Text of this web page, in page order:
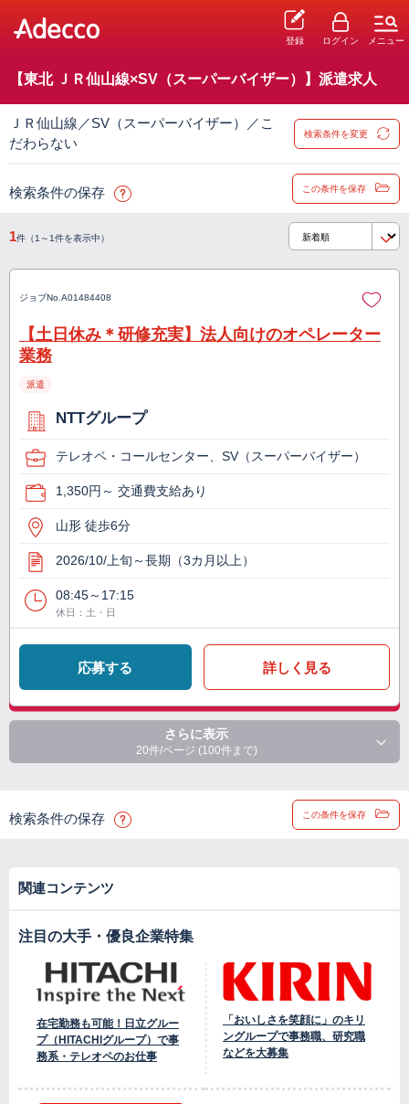
登録 ログイン メニュー
【東北 ＪＲ仙山線×SV（スーパーバイザー）】派遣求人
ＪＲ仙山線／SV（スーパーバイザー）／こ
だわらない
検索条件を変更
検索条件の保存 この条件を保存
1件（1～1件を表示中）
ジョブNo. A01484408
【土日休み＊研修充実】法人向けのオペレーター
業務
派遣
NTTグループ
テレオペ・コールセンター、SV（スーパーバイザー）
1,350円～ 交通費支給あり
山形 徒歩6分
2026/10/上旬～長期（3カ月以上）
08:45～17:15
休日：土・日
応募する 詳しく見る
さらに表示
20件/ページ (100件まで)
検索条件の保存 この条件を保存
関連コンテンツ
注目の大手・優良企業特集
在宅勤務も可能！日立グルー
プ（HITACHIグループ）で事
務系・テレオペのお仕事
「おいしさを笑顔に」のキリ
ングループで事務職、研究職
などを大募集